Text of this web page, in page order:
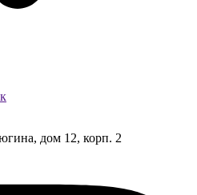
дом 12, корп. 2